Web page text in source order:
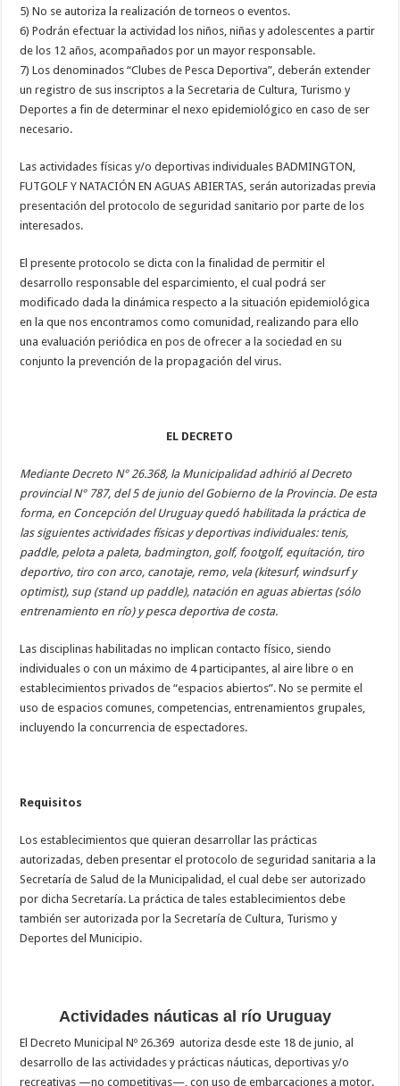
5) No se autoriza la realización de torneos o eventos.
6) Podrán efectuar la actividad los niños, niñas y adolescentes a partir
de los 12 años, acompañados por un mayor responsable.
7) Los denominados “Clubes de Pesca Deportiva”, deberán extender
un registro de sus inscriptos a la Secretaria de Cultura, Turismo y
Deportes a fin de determinar el nexo epidemiológico en caso de ser
necesario.
Las actividades físicas y/o deportivas individuales BADMINGTON,
FUTGOLF Y NATACIÓN EN AGUAS ABIERTAS, serán autorizadas previa
presentación del protocolo de seguridad sanitario por parte de los
interesados.
El presente protocolo se dicta con la finalidad de permitir el
desarrollo responsable del esparcimiento, el cual podrá ser
modificado dada la dinámica respecto a la situación epidemiológica
en la que nos encontramos como comunidad, realizando para ello
una evaluación periódica en pos de ofrecer a la sociedad en su
conjunto la prevención de la propagación del virus.
EL DECRETO
Mediante Decreto N° 26.368, la Municipalidad adhirió al Decreto
provincial N° 787, del 5 de junio del Gobierno de la Provincia. De esta
forma, en Concepción del Uruguay quedó habilitada la práctica de
las siguientes actividades físicas y deportivas individuales: tenis,
paddle, pelota a paleta, badmington, golf, footgolf, equitación, tiro
deportivo, tiro con arco, canotaje, remo, vela (kitesurf, windsurf y
optimist), sup (stand up paddle), natación en aguas abiertas (sólo
entrenamiento en río) y pesca deportiva de costa.
Las disciplinas habilitadas no implican contacto físico, siendo
individuales o con un máximo de 4 participantes, al aire libre o en
establecimientos privados de “espacios abiertos”. No se permite el
uso de espacios comunes, competencias, entrenamientos grupales,
incluyendo la concurrencia de espectadores.
Requisitos
Los establecimientos que quieran desarrollar las prácticas
autorizadas, deben presentar el protocolo de seguridad sanitaria a la
Secretaría de Salud de la Municipalidad, el cual debe ser autorizado
por dicha Secretaría. La práctica de tales establecimientos debe
también ser autorizada por la Secretaría de Cultura, Turismo y
Deportes del Municipio.
Actividades náuticas al río Uruguay
El Decreto Municipal Nº 26.369 autoriza desde este 18 de junio, al
desarrollo de las actividades y prácticas náuticas, deportivas y/o
recreativas —no competitivas—, con uso de embarcaciones a motor.